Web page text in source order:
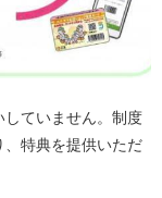
ていません。制度
特典を提供いただ